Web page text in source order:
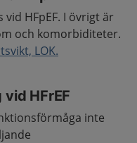
HFpEF. I övrigt är
och komorbiditeter.
LOK.
HFrEF
inte